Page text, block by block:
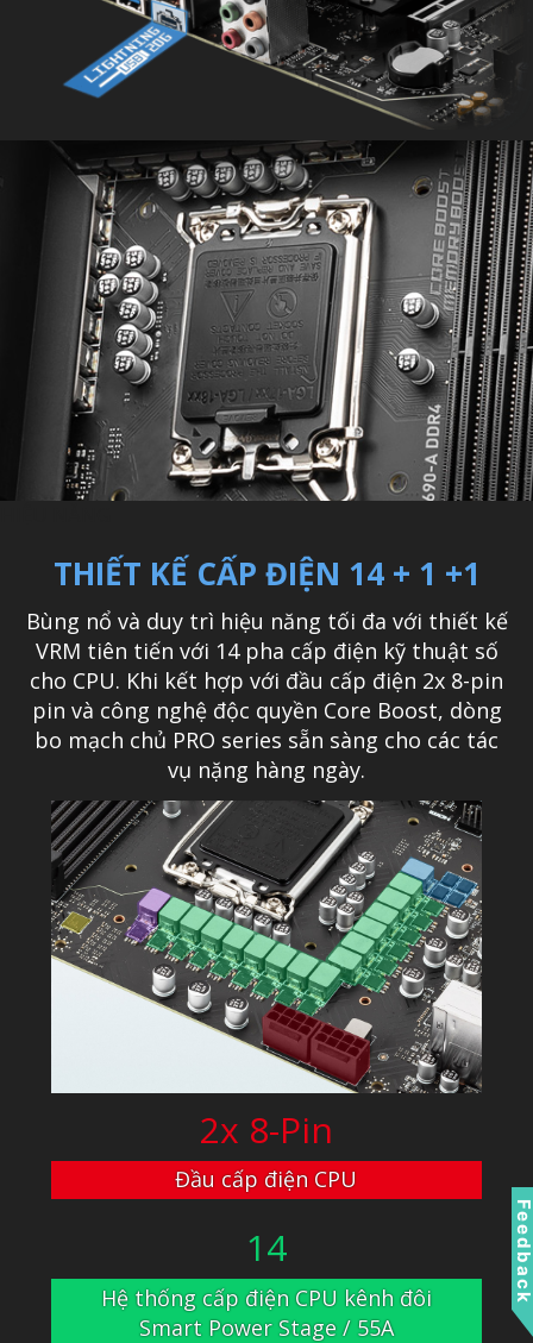
THIẾT KẾ CẤP ĐIỆN 14 + 1 +1
Bùng nổ và duy trì hiệu năng tối đa với thiết kế
VRM tiên tiến với 14 pha cấp điện kỹ thuật số
cho CPU. Khi kết hợp với đầu cấp điện 2x 8-pin
pin và công nghệ độc quyền Core Boost, dòng
bo mạch chủ PRO series sẵn sàng cho các tác
vụ nặng hàng ngày.
2x 8-Pin
Đầu cấp điện CPU
14
Hệ thống cấp điện CPU kênh đôi
Smart Power Stage / 55A